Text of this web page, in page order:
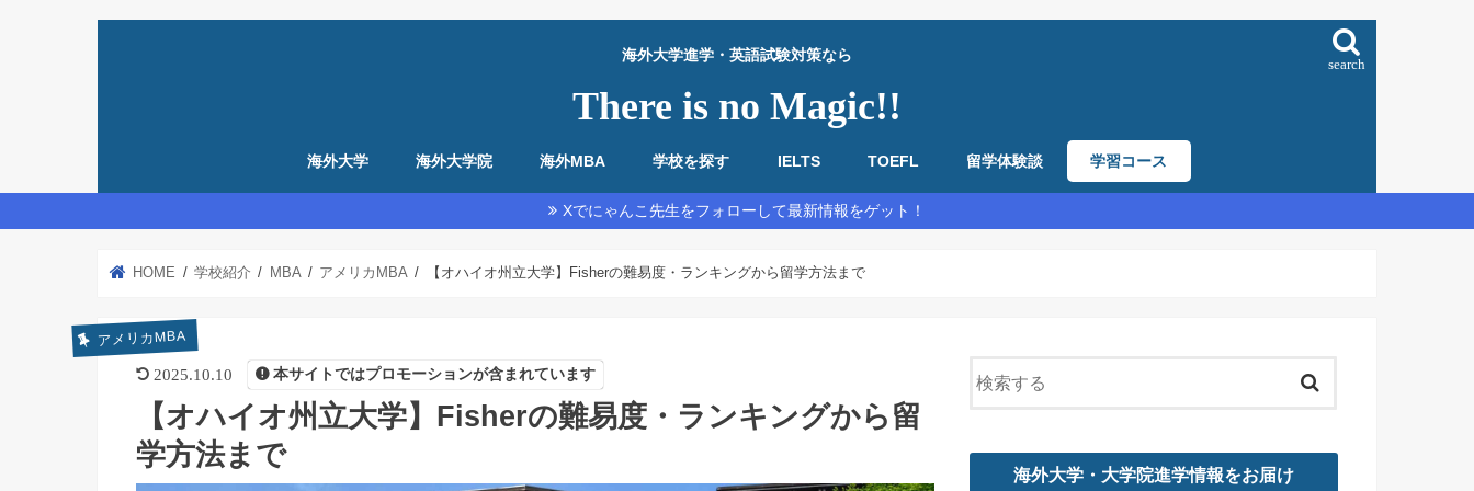
海外大学進学・英語試験対策なら
There is no Magic!!
search
海外大学 海外大学院 海外MBA 学校を探す IELTS
教材・基本情報
勉強法全般
リーディング
リスニング
スピーキング
ライティング
TOEFL
教材・基本情報
勉強法全般
リーディング
リスニング
スピーキング
ライティング
留学体験談 学習コース
Xでにゃんこ先生をフォローして最新情報をゲット！
HOME 学校紹介 MBA アメリカMBA 【オハイオ州立大学】Fisherの難易度・ランキングから留学方法まで
アメリカMBA
2025.10.10 本サイトではプロモーションが含まれています
【オハイオ州立大学】Fisherの難易度・ランキングから留
学方法まで
海外大学・大学院進学情報をお届け